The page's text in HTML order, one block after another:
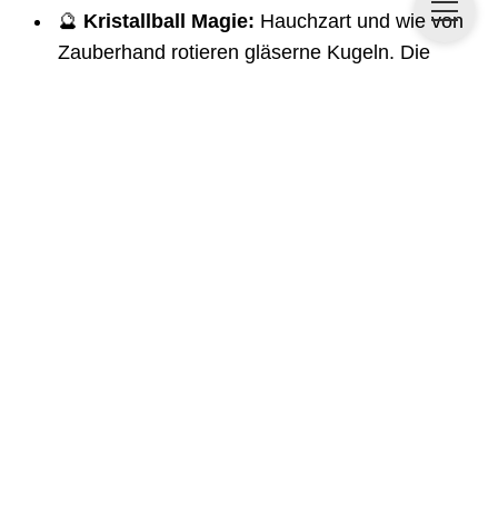
🔮 Kristallball Magie: Hauchzart und wie von
Zauberhand rotieren gläserne Kugeln. Die